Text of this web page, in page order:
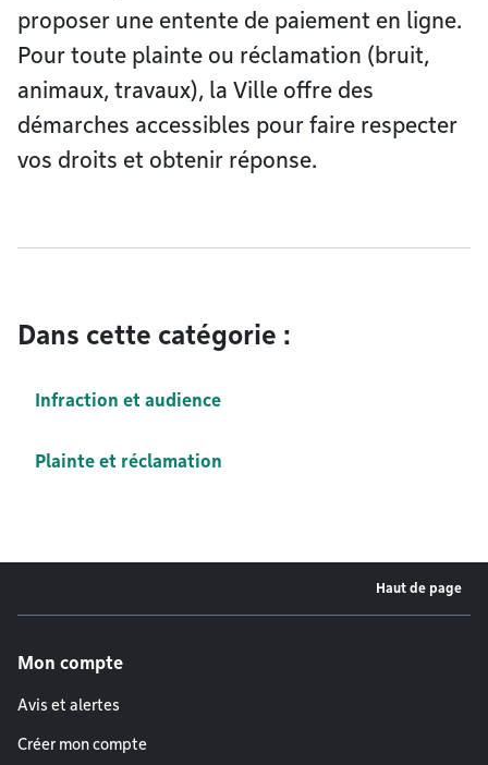
proposer une entente de paiement en ligne.
Pour toute plainte ou réclamation (bruit,
animaux, travaux), la Ville offre des
démarches accessibles pour faire respecter
vos droits et obtenir réponse.
Dans cette catégorie :
Infraction et audience
Plainte et réclamation
Haut de page
Mon compte
Avis et alertes
Créer mon compte